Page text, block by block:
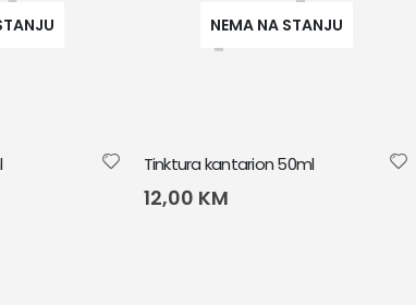
NEMA NA STANJU
Tinktura kantarion 50ml
12,00 KM